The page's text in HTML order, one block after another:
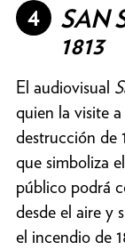
4
SAN
1813
El audiovisual
quien la visite
destrucción de
que simboliza
público podrá
desde el aire y
el incendio de